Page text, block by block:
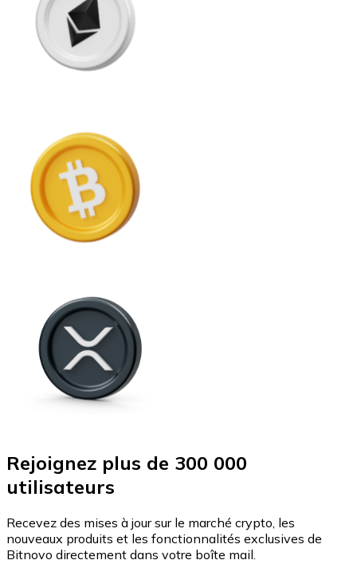
Rejoignez plus de 300 000
utilisateurs
Recevez des mises à jour sur le marché crypto, les
nouveaux produits et les fonctionnalités exclusives de
Bitnovo directement dans votre boîte mail.